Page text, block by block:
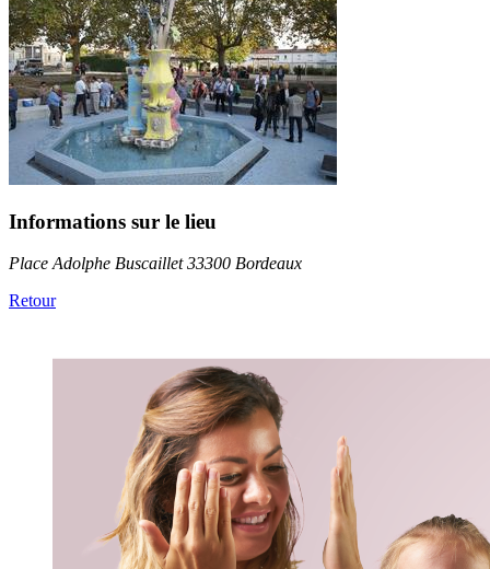
Informations sur le lieu
Place Adolphe Buscaillet 33300 Bordeaux
Retour